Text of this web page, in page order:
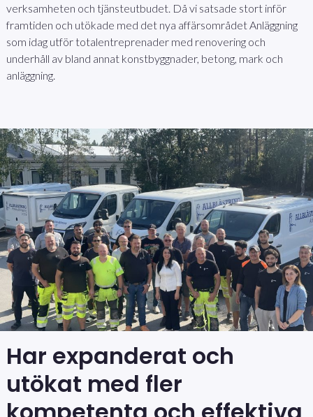
verksamheten och tjänsteutbudet. Då vi satsade stort inför
framtiden och utökade med det nya affärsområdet Anläggning
som idag utför totalentreprenader med renovering och
underhåll av bland annat konstbyggnader, betong, mark och
anläggning.
Har expanderat och
utökat med fler